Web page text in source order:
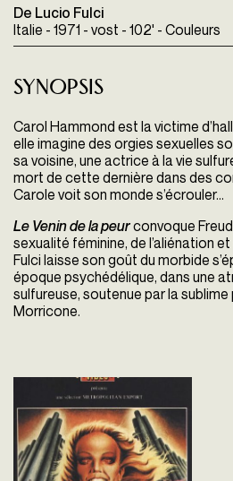
De Lucio Fulci
Italie - 1971 - vost - 102' - Couleurs
Synopsis
Carol Hammond est la victime
elle imagine des orgies sexuelles
sa voisine, une actrice à la vie
mort de cette dernière dans des
Carole voit son monde s’écrouler…
Le Venin de la peurconvoque
sexualité féminine, de l’aliénation
Fulci laisse son goût du morbide
époque psychédélique, dans une
sulfureuse, soutenue par la sublime
Morricone.